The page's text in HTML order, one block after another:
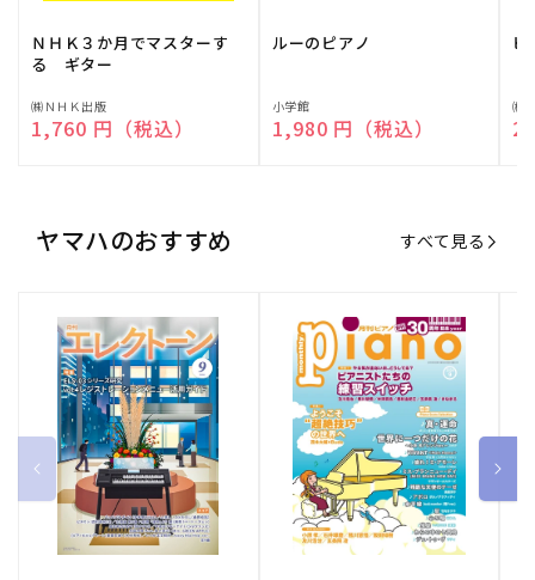
ＮＨＫ３か月でマスターす
る ギター
販
売
㈱ＮＨＫ出版
通常価格
1,760 円（税込）
ルーのピアノ
販
売
小学館
通常価格
1,980 円（税込）
ピ
販
売
㈱
ヤマハのおすすめ すべて見る